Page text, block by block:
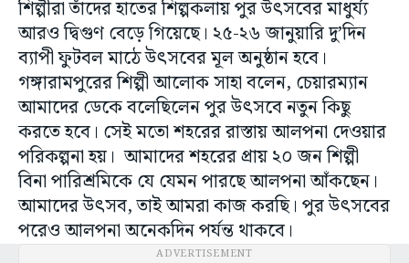
শিল্পীরা তাঁদের হাতের শিল্পকলায় পুর উৎসবের মাধুর্য্য
আরও দ্বিগুণ বেড়ে গিয়েছে। ২৫-২৬ জানুয়ারি দু’দিন
ব্যাপী ফুটবল মাঠে উৎসবের মূল অনুষ্ঠান হবে।
গঙ্গারামপুরের শিল্পী আলোক সাহা বলেন, চেয়ারম্যান
আমাদের ডেকে বলেছিলেন পুর উৎসবে নতুন কিছু
করতে হবে। সেই মতো শহরের রাস্তায় আলপনা দেওয়ার
পরিকল্পনা হয়। আমাদের শহরের প্রায় ২০ জন শিল্পী
বিনা পারিশ্রমিকে যে যেমন পারছে আলপনা আঁকছেন।
আমাদের উৎসব, তাই আমরা কাজ করছি। পুর উৎসবের
পরেও আলপনা অনেকদিন পর্যন্ত থাকবে।
ADVERTISEMENT